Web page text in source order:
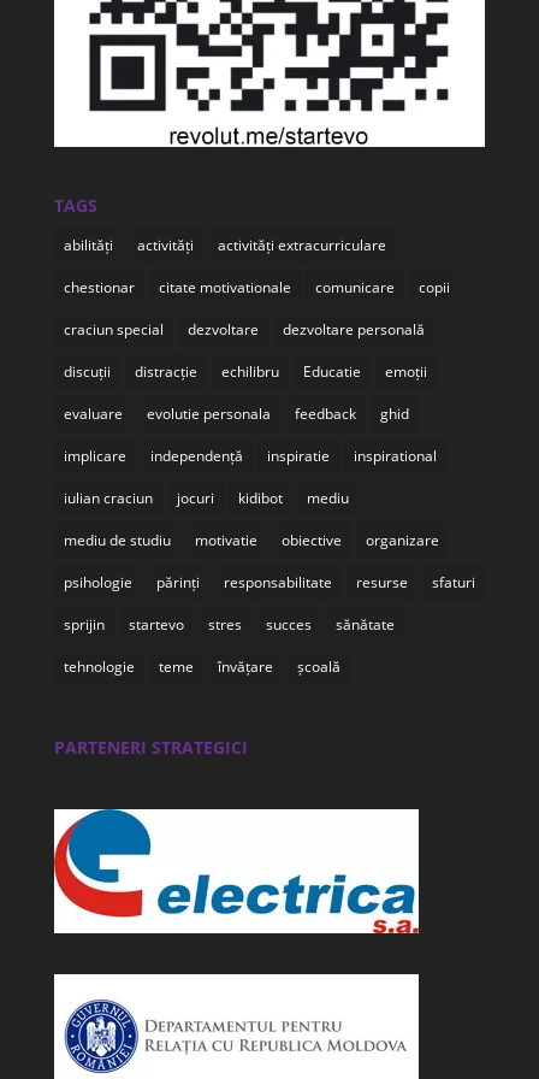
TAGS
abilități activități activități extracurriculare
chestionar citate motivationale comunicare copii
craciun special dezvoltare dezvoltare personală
discuții distracție echilibru Educatie emoții
evaluare evolutie personala feedback ghid
implicare independență inspiratie inspirational
iulian craciun jocuri kidibot mediu
mediu de studiu motivatie obiective organizare
psihologie părinți responsabilitate resurse sfaturi
sprijin startevo stres succes sănătate
tehnologie teme învățare școală
PARTENERI STRATEGICI